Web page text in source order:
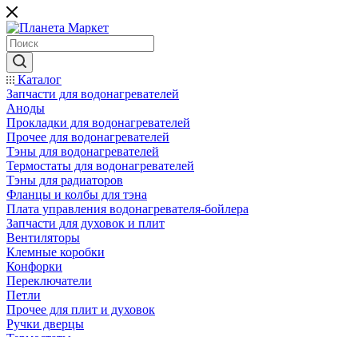
Каталог
Запчасти для водонагревателей
Аноды
Прокладки для водонагревателей
Прочее для водонагревателей
Тэны для водонагревателей
Термостаты для водонагревателей
Тэны для радиаторов
Фланцы и колбы для тэна
Плата управления водонагревателя-бойлера
Запчасти для духовок и плит
Вентиляторы
Клемные коробки
Конфорки
Переключатели
Петли
Прочее для плит и духовок
Ручки дверцы